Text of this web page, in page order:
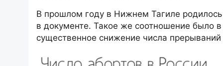
В прошлом году в Нижнем Тагиле
в документе. Такое же соотношение было
существенное снижение числа